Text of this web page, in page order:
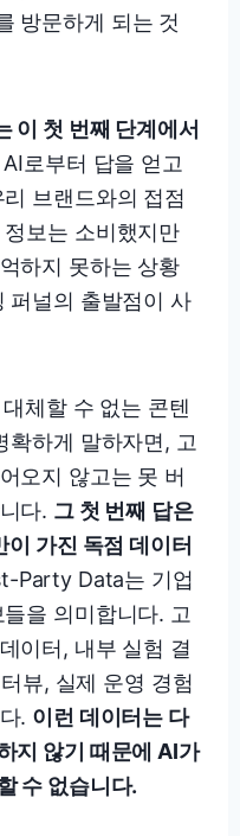
방문하게 되는 것
이 첫 번째 단계에서
로부터 답을 얻고
브랜드와의 접점
보는 소비했지만
하지 못하는 상황
퍼널의 출발점이 사
체할 수 없는 콘텐
확하게 말하자면, 고
오지 않고는 못 버
다. 그 첫 번째 답은
가진 독점 데이터
Party Data는 기업
을 의미합니다. 고
이터, 내부 실험 결
뷰, 실제 운영 경험
. 이런 데이터는 다
지 않기 때문에 AI가
수 없습니다.